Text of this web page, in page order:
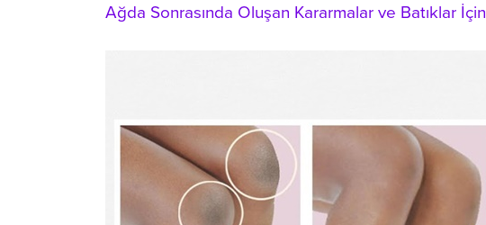
Ağda Sonrasında Oluşan Kararmalar ve Batıklar